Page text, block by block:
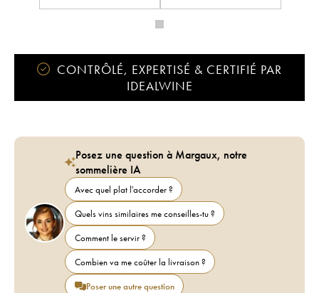
CONTRÔLÉ, EXPERTISÉ & CERTIFIÉ PAR
IDEALWINE
Posez une question à Margaux, notre
sommelière IA
Avec quel plat l'accorder ?
Quels vins similaires me conseilles-tu ?
Comment le servir ?
Combien va me coûter la livraison ?
Poser une autre question